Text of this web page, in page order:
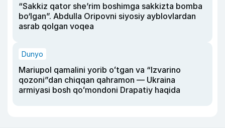
“Sakkiz qator she’rim boshimga sakkizta bomba
bo‘lgan”. Abdulla Oripovni siyosiy ayblovlardan
asrab qolgan voqea
Dunyo
Mariupol qamalini yorib oʻtgan va “Izvarino
qozoni”dan chiqqan qahramon — Ukraina
armiyasi bosh qoʻmondoni Drapatiy haqida